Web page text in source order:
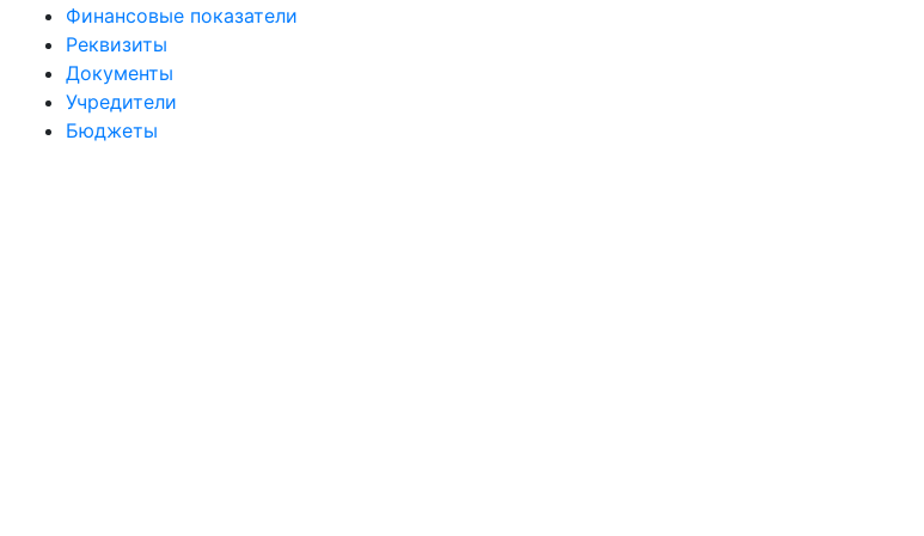
Финансовые показатели
Реквизиты
Документы
Учредители
Бюджеты